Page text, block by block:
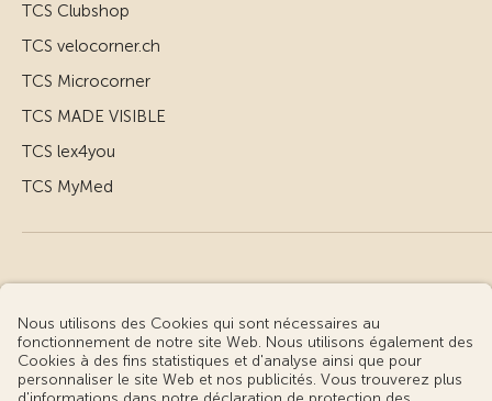
TCS Clubshop
TCS velocorner.ch
TCS Microcorner
TCS MADE VISIBLE
TCS lex4you
TCS MyMed